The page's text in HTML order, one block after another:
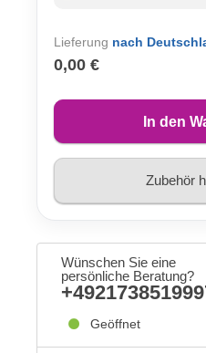
Lieferung nach
0,00 €
In den
Zubehör
Wünschen Sie eine
persönliche Beratung?
Geöffnet